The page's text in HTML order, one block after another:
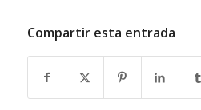
Compartir esta entrada